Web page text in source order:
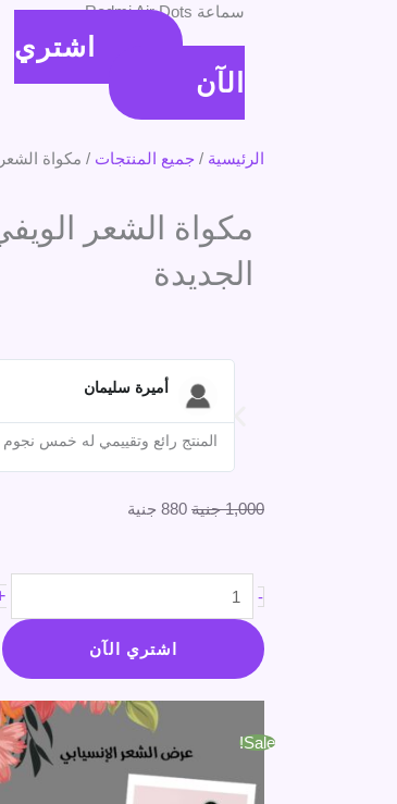
سماعة Redmi Air Dots
اشتري
الآن
الرئيسية / جميع المنتجات / مكواة
مكواة الشعر
الجديدة
أميرة سليمان
المنتج رائع وتقييمي له خمس
1,000 جنية السعر
880 جنية
-
كمية
مكواة
الويفي
-
اتنين
واحد
اشتري الآن
Sale!
السعر
الأصلي
هو:
1,000 جنية.
السعر
هو:
880 جنية.